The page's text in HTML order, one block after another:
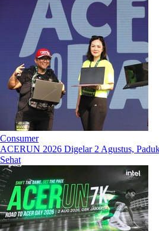
Consumer
ACERUN 2026 Digelar 2 Agustus,
Sehat